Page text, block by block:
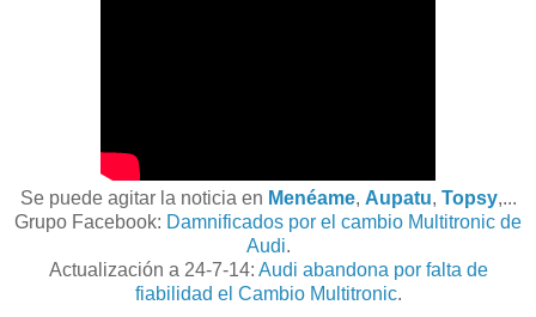
Se puede agitar la noticia en Menéame, Aupatu, Topsy,...
Grupo Facebook: Damnificados por el cambio Multitronic de
Audi.
Actualización a 24-7-14: Audi abandona por falta de
fiabilidad el Cambio Multitronic.